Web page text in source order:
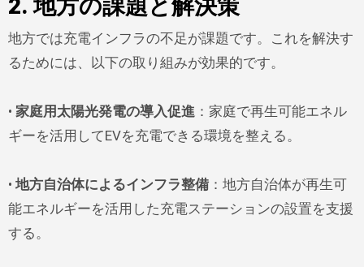
2. 地方の課題と解決策
地方では充電インフラの不足が課題です。これを解決す
るためには、以下の取り組みが効果的です。
• 家庭用太陽光発電の導入促進 ：家庭で再生可能エネル
ギーを活用してEVを充電できる環境を整える。
• 地方自治体によるインフラ整備：地方自治体が再生可
能エネルギーを活用した充電ステーションの設置を支援
する。